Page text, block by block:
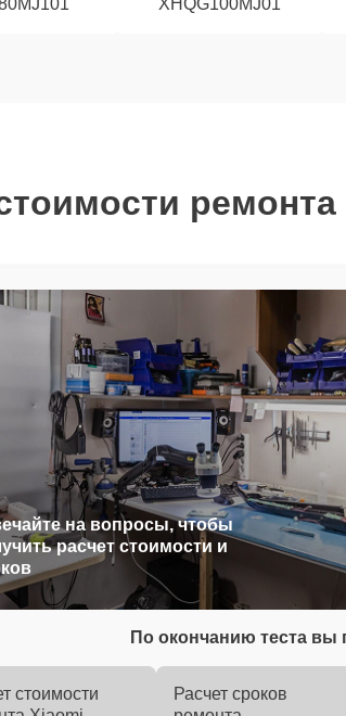
XHQG100MJ01
ремонта
на вопросы, чтобы
расчет стоимости и
По окончанию теста вы
стоимости
Расчет сроков